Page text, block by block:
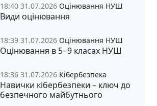
18:40 31.07.2026 Оцінювання НУШ
Види оцінювання
18:39 31.07.2026 Оцінювання НУШ
Оцінювання в 5‒9 класах НУШ
18:36 31.07.2026 Кібербезпека
Навички кібербезпеки – ключ до
безпечного майбутнього